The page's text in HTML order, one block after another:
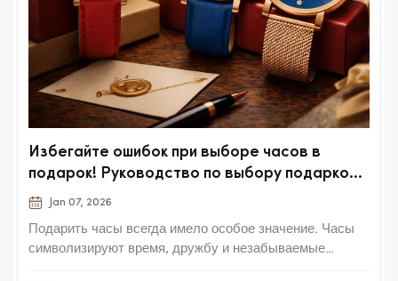
Избегайте ошибок при выборе часов в
подарок! Руководство по выбору подарков
для разных категорий покупателей, чтобы
Jan 07, 2026
Подарить часы всегда имело особое значение. Часы
символизируют время, дружбу и незабываемые